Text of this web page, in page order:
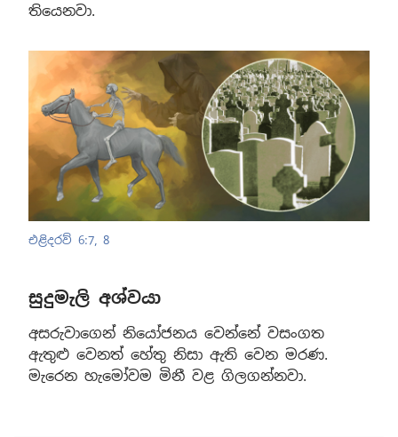
තියෙනවා.
එළිදරව් 6:7, 8
සුදුමැලි අශ්වයා
අසරුවාගෙන් නියෝජනය වෙන්නේ වසංගත
ඇතුළු වෙනත් හේතු නිසා ඇති වෙන මරණ.
මැරෙන හැමෝවම මිනී වළ ගිලගන්නවා.